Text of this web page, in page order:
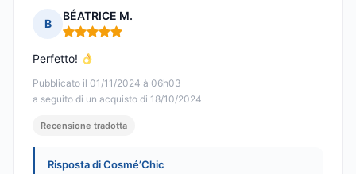
B
BÉATRICE M.
Nota: 5 su 5
Pubblicato il 01/11/2024 à 06h03
a seguito di un acquisto di 18/10/2024
Perfetto!
Recensione tradotta
Risposta di Cosmé’Chic